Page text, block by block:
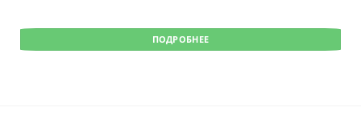
ПОДРОБНЕЕ